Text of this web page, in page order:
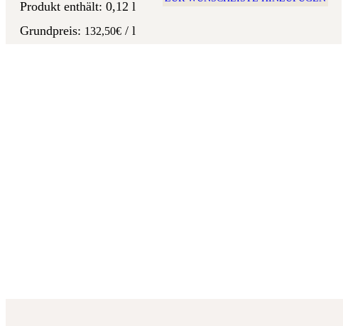
Produkt enthält: 0,12 l
132,50€/ l